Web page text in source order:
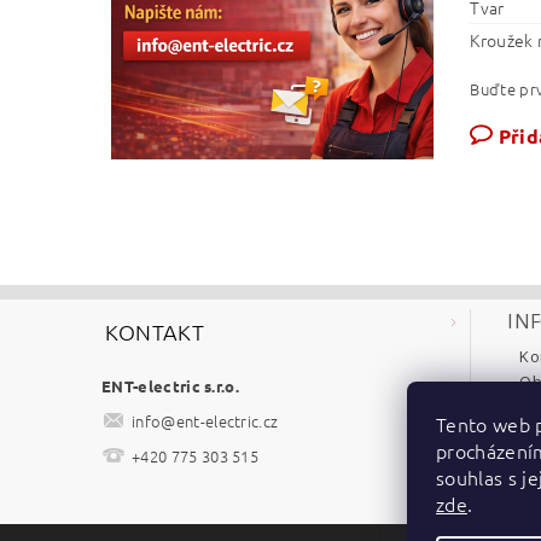
Tvar
Kroužek
Buďte
KONTAKT
ENT-electric s.r.o.
info@ent-electric.cz
+420 775 303 515
Tento web
souhlas s
zde.